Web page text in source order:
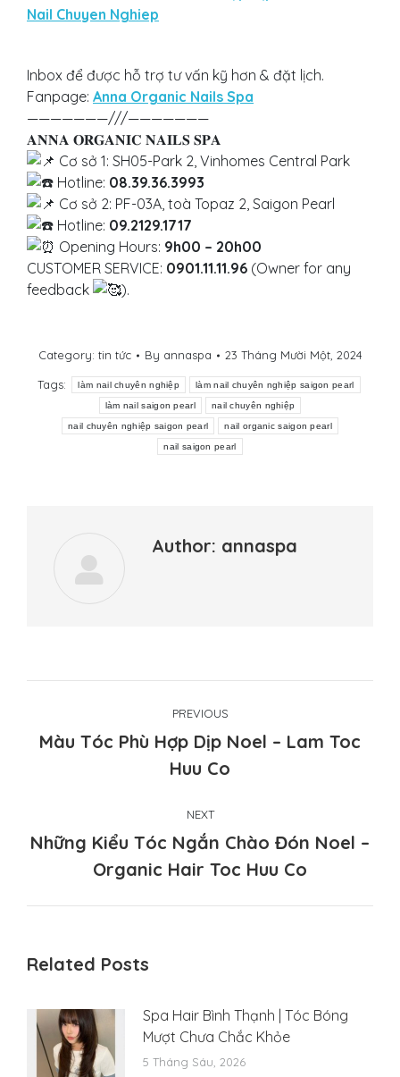
Nail Chuyen Nghiep
Inbox để được hỗ trợ tư vấn kỹ hơn & đặt lịch.
Fanpage: Anna Organic Nails Spa
———————///———————
𝐀𝐍𝐍𝐀 𝐎𝐑𝐆𝐀𝐍𝐈𝐂 𝐍𝐀𝐈𝐋𝐒 𝐒𝐏𝐀
Cơ sở 1: SH05-Park 2, Vinhomes Central Park
Hotline: 08.39.36.3993
Cơ sở 2: PF-03A, toà Topaz 2, Saigon Pearl
Hotline: 09.2129.1717
Opening Hours: 9h00 – 20h00
CUSTOMER SERVICE: 0901.11.11.96 (Owner for any
feedback
).
Category: tin tức By annaspa 23 Tháng Mười Một, 2024
Tags: làm nail chuyên nghiệp làm nail chuyên nghiệp saigon pearl
làm nail saigon pearl nail chuyên nghiệp
nail chuyên nghiệp saigon pearl nail organic saigon pearl
nail saigon pearl
Author: annaspa
PREVIOUS
Previous
post:
Màu Tóc Phù Hợp Dịp Noel – Lam Toc
Huu Co
NEXT
Next
post:
Những Kiểu Tóc Ngắn Chào Đón Noel –
Organic Hair Toc Huu Co
Related Posts
Spa Hair Bình Thạnh | Tóc Bóng
Mượt Chưa Chắc Khỏe
5 Tháng Sáu, 2026